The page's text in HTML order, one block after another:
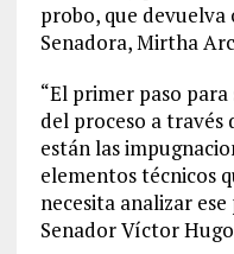
probo, que devuelva
Senadora, Mirtha
“El primer paso
del proceso a
están las
elementos técnicos
necesita analizar
Senador Víctor